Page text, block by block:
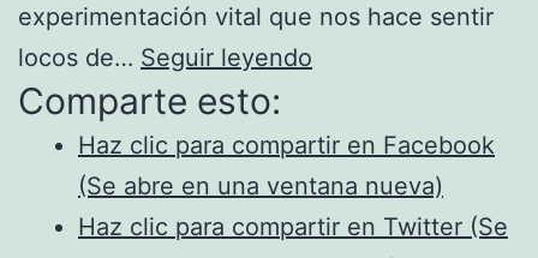
experimentación vital que nos hace sentir
locos de… Seguir leyendo
Fuzzion
Klan
–
Comparte esto:
Haz clic para compartir en Facebook
(Se abre en una ventana nueva)
Haz clic para compartir en Twitter (Se